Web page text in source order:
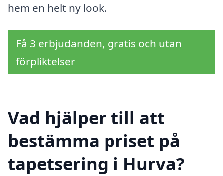
hem en helt ny look.
Få 3 erbjudanden, gratis och utan
förpliktelser
Vad hjälper till att
bestämma priset på
tapetsering i Hurva?